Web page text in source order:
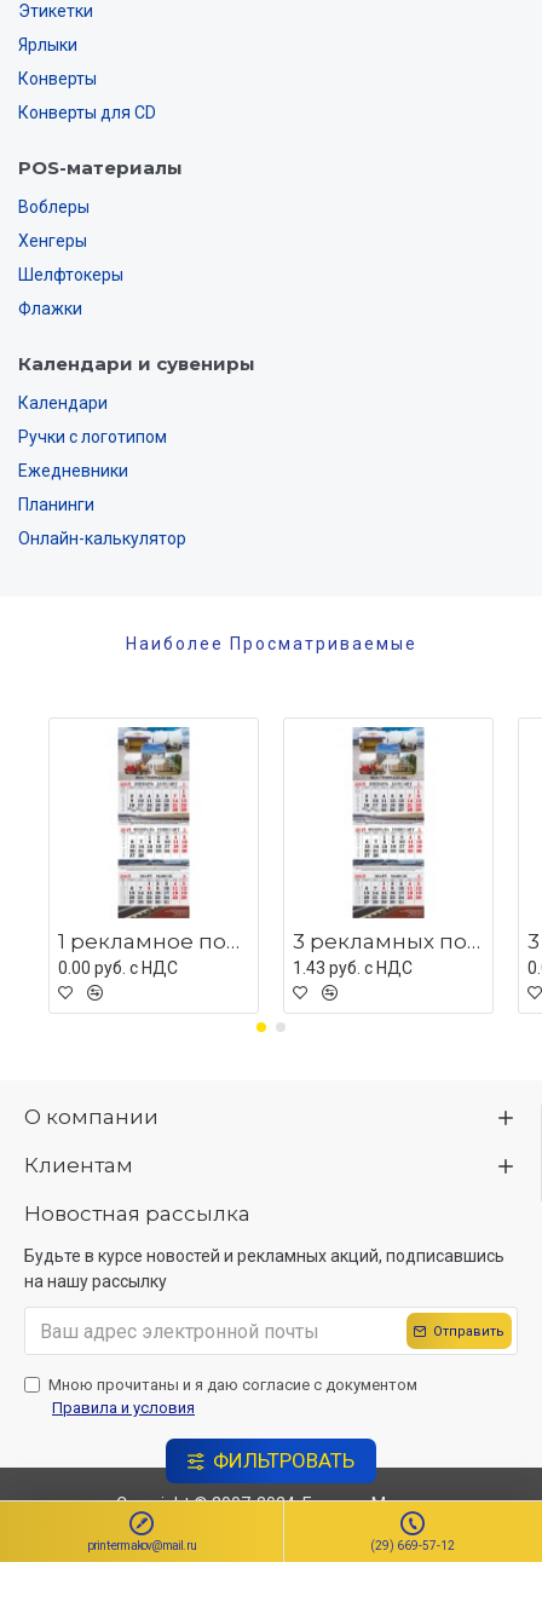
Этикетки
Ярлыки
Конверты
Конверты для CD
POS-материалы
Воблеры
Хенгеры
Шелфтокеры
Флажки
Календари и сувениры
Календари
Ручки с логотипом
Ежедневники
Планинги
Онлайн-калькулятор
Наиболее Просматриваемые
1 рекламное поле с люверсом
0.00 руб. c НДС
3 рекламных поля с мет планками
1.43 руб. c НДС
О компании
Клиентам
Новостная рассылка
Будьте в курсе новостей и рекламных акций, подписавшись
на нашу рассылку
Отправить
Мною прочитаны и я даю согласие с документом
Правила и условия
Copyright © 2007-2024, ЕрмаковМедиа
Создание сайта
print-ermakov@mail.ru (29) 669-57-12
ФИЛЬТРОВАТЬ